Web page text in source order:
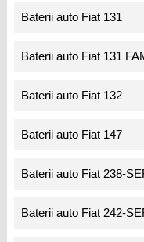
Baterii auto Fiat 131
Baterii auto Fiat 131
Baterii auto Fiat 132
Baterii auto Fiat 147
Baterii auto Fiat 238-
Baterii auto Fiat 242-